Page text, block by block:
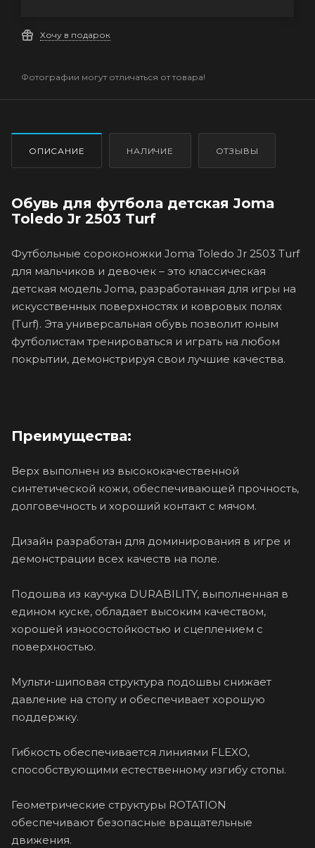
Хочу в подарок
Фотографии могут отличаться от товара!
ОПИСАНИЕ НАЛИЧИЕ ОТЗЫВЫ
Обувь для футбола детская Joma
Toledo Jr 2503 Turf
Футбольные сороконожки Joma Toledo Jr 2503 Turf
для мальчиков и девочек – это классическая
детская модель Joma, разработанная для игры на
искусственных поверхностях и ковровых полях
(Turf). Эта универсальная обувь позволит юным
футболистам тренироваться и играть на любом
покрытии, демонстрируя свои лучшие качества.
Преимущества:
Верх выполнен из высококачественной
синтетической кожи, обеспечивающей прочность,
долговечность и хороший контакт с мячом.
Дизайн разработан для доминирования в игре и
демонстрации всех качеств на поле.
Подошва из каучука DURABILITY, выполненная в
едином куске, обладает высоким качеством,
хорошей износостойкостью и сцеплением с
поверхностью.
Мульти-шиповая структура подошвы снижает
давление на стопу и обеспечивает хорошую
поддержку.
Гибкость обеспечивается линиями FLEXO,
способствующими естественному изгибу стопы.
Геометрические структуры ROTATION
обеспечивают безопасные вращательные
движения.